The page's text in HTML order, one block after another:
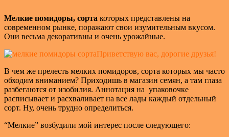
Мелкие помидоры, сорта которых представлены на
современном рынке, поражают свои изумительным вкусом.
Они весьма декоративны и очень урожайные.
Приветствую вас, дорогие друзья!
В чем же прелесть мелких помидоров, сорта которых мы часто
обходим вниманием? Приходишь в магазин семян, а там глаза
разбегаются от изобилия. Аннотация на упаковочке
расписывает и расхваливает на все лады каждый отдельный
сорт. Ну, очень трудно определиться.
“Мелкие” возбудили мой интерес после следующего: